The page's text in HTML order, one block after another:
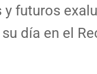
y futuros
día en el